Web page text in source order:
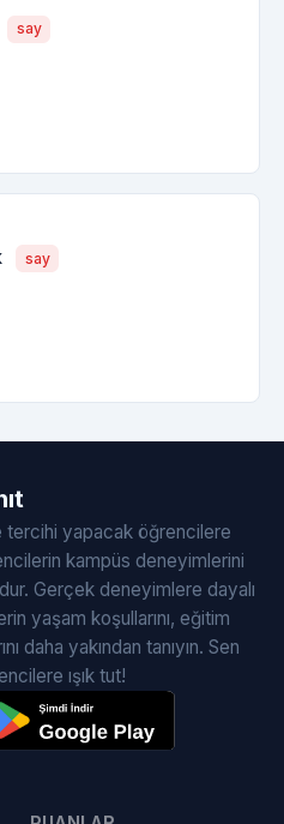
say
say
tercihi yapacak öğrencilere
kampüs deneyimlerini
Gerçek deneyimlere dayalı
yaşam koşullarını, eğitim
daha yakından tanıyın. Sen
ışık tut!